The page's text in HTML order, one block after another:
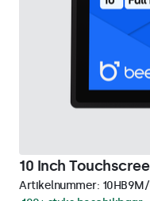
10 Inch
Artikelnummer: 10HB9M/